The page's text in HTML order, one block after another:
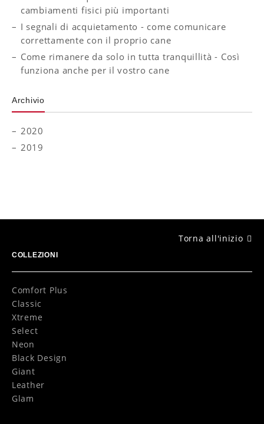
cambiamenti fisici più importanti
I segnali di acquietamento - come comunicare
correttamente con il proprio cane
Come rimanere da solo in tutta tranquillità - Così
funziona anche per il vostro cane
Archivio
2020
2019
Torna all'inizio
COLLEZIONI
Comfort Plus
Classic
Xtreme
Select
Neon
Black Design
Giant
Leather
Glam